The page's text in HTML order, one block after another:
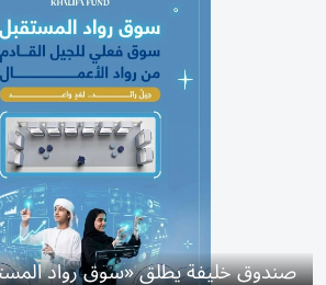
صندوق خليفة يطلق «سوق رواد